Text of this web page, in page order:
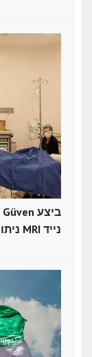
ניתוח באמצעות מכשיר MRI נייד